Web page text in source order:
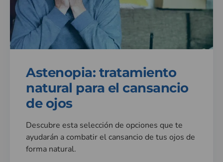
Astenopia: tratamiento
natural para el cansancio
de ojos
Descubre esta selección de opciones que te
ayudarán a combatir el cansancio de tus ojos de
forma natural.